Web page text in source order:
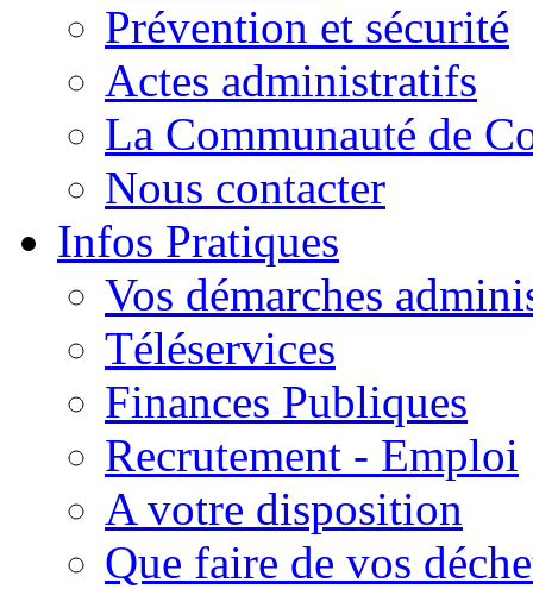
Prévention et sécurité
Actes administratifs
La Communauté de
Nous contacter
Infos Pratiques
Vos démarches
Téléservices
Finances Publiques
Recrutement - Emploi
A votre disposition
Que faire de vos